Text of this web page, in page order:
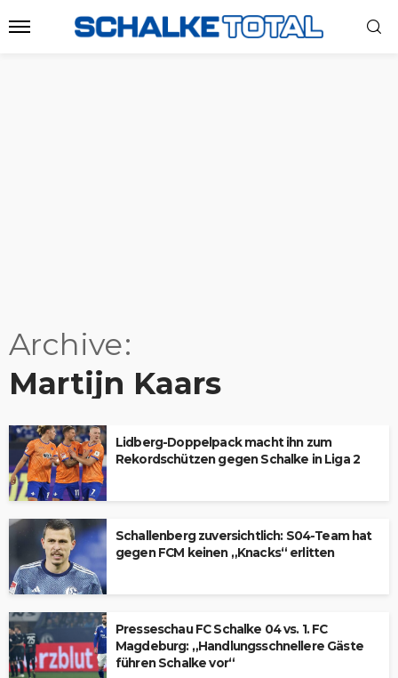
Archive
Martijn Kaars
Lidberg-Doppelpack macht ihn zum
Rekordschützen gegen Schalke in Liga 2
Schallenberg zuversichtlich: S04-Team hat
gegen FCM keinen „Knacks“ erlitten
Presseschau FC Schalke 04 vs. 1. FC
Magdeburg: „Handlungsschnellere Gäste
führen Schalke vor“